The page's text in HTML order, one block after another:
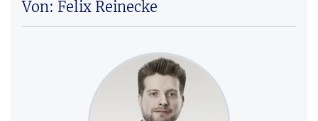
Von: Felix Reinecke